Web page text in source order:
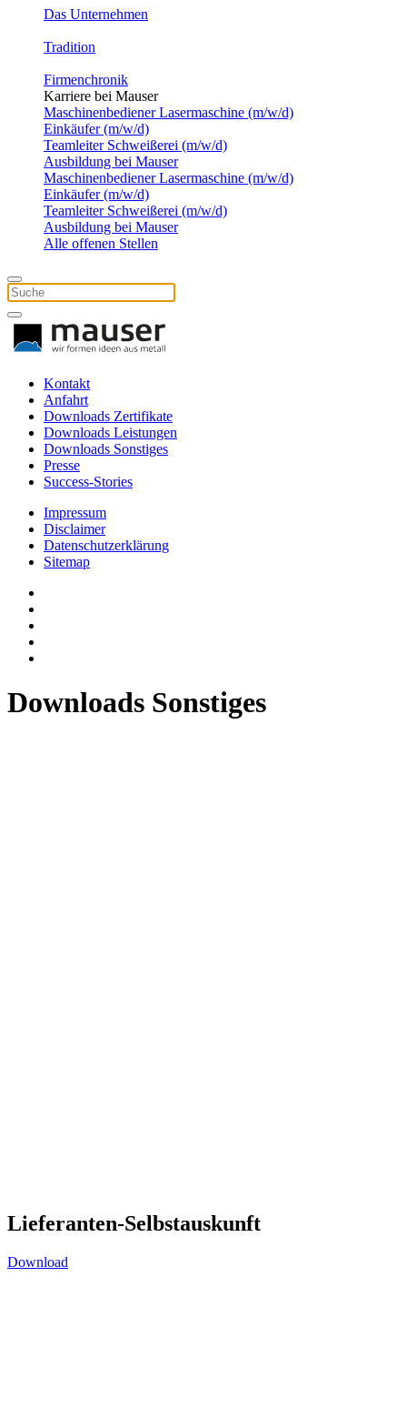
Das Unternehmen
Tradition
Firmenchronik
Karriere bei Mauser
Maschinenbediener Lasermaschine (m/w/d)
Einkäufer (m/w/d)
Teamleiter Schweißerei (m/w/d)
Ausbildung bei Mauser
Maschinenbediener Lasermaschine (m/w/d)
Einkäufer (m/w/d)
Teamleiter Schweißerei (m/w/d)
Ausbildung bei Mauser
Alle offenen Stellen
Kontakt
Anfahrt
Downloads Zertifikate
Downloads Leistungen
Downloads Sonstiges
Presse
Success-Stories
Impressum
Disclaimer
Datenschutzerklärung
Sitemap
Downloads Sonstiges
Lieferanten-Selbstauskunft
Download